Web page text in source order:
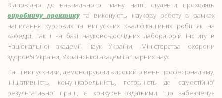
Відповідно до навчального плану наші студенти проходять
виробничу практикута виконують наукову роботу в рамках
написання курсових та випускних кваліфікаційних робіт як на
кафедрі, так і на базі науково-дослідних лабораторій інститутів
Національної академії наук України, Міністерства охорони
здоров'я України, Української академії аграрних наук.
Наші випускники, демонструючи високий рівень професіоналізму,
ініціативність, комунікабельність, готовність до самостійної
результативної праці, є конкурентоздатними, що забезпечує